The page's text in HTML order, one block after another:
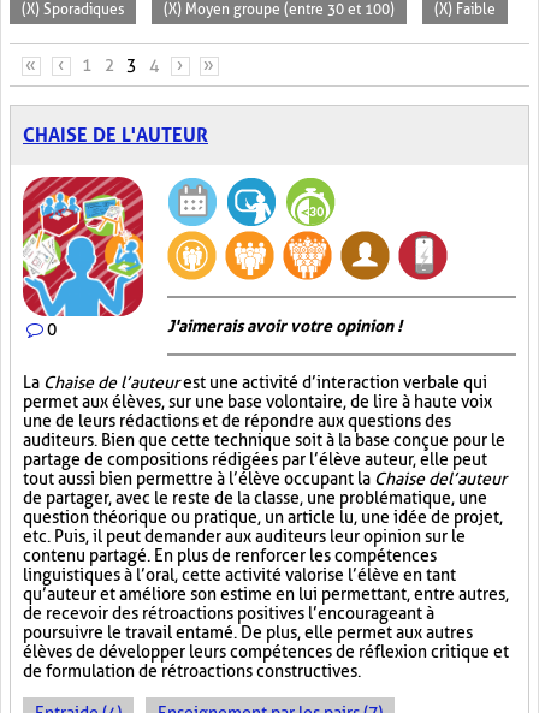
(X) Sporadiques (X) Moyen groupe (entre 30 et 100) (X) Faible
PAGES
« ‹ 1 2 3 4 › »
CHAISE DE L'AUTEUR
0 J'aimerais avoir votre opinion !
La Chaise de l’auteurest une activité d’interaction verbale qui
permet aux élèves, sur une base volontaire, de lire à haute voix
une de leurs rédactions et de répondre aux questions des
auditeurs. Bien que cette technique soit à la base conçue pour le
partage de compositions rédigées par l’élève auteur, elle peut
tout aussi bien permettre à l’élève occupant la Chaise de l’auteur
de partager, avec le reste de la classe, une problématique, une
question théorique ou pratique, un article lu, une idée de projet,
etc. Puis, il peut demander aux auditeurs leur opinion sur le
contenu partagé. En plus de renforcer les compétences
linguistiques à l’oral, cette activité valorise l’élève en tant
qu’auteur et améliore son estime en lui permettant, entre autres,
de recevoir des rétroactions positives l’encourageant à
poursuivre le travail entamé. De plus, elle permet aux autres
élèves de développer leurs compétences de réflexion critique et
de formulation de rétroactions constructives.